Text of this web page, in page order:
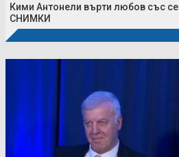
Кими Антонели върти любов със
СНИМКИ